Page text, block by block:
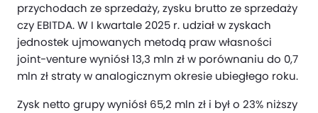
przychodach ze sprzedaży, zysku brutto ze sprzedaży
czy EBITDA. W I kwartale 2025 r. udział w zyskach
jednostek ujmowanych metodą praw własności
joint-venture wyniósł 13,3 mln zł w porównaniu do 0,7
mln zł straty w analogicznym okresie ubiegłego roku.
Zysk netto grupy wyniósł 65,2 mln zł i był o 23% niższy